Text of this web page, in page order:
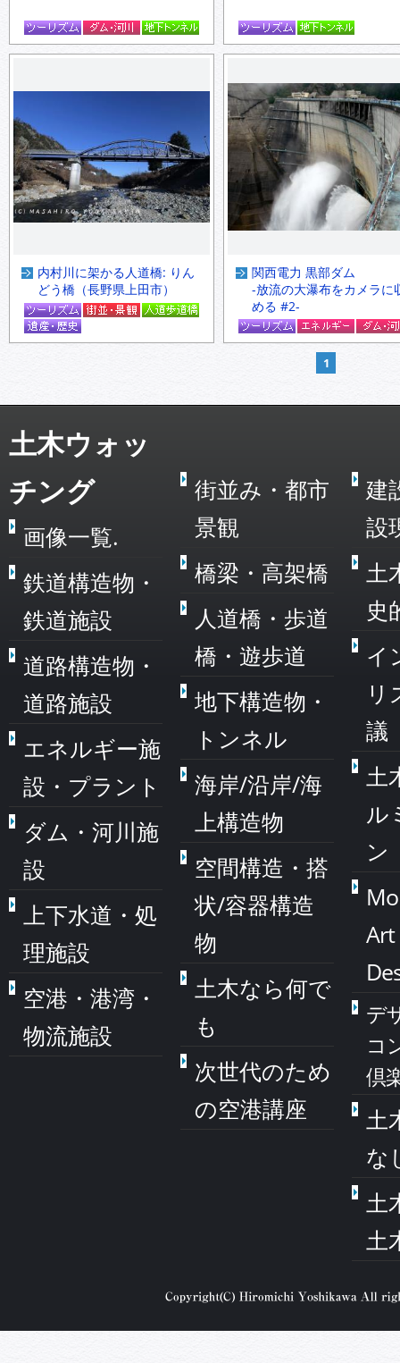
内村川に架かる人道橋: りん
どう橋（長野県上田市）
関西電力 黒部ダム
-放流の大瀑布をカメラに
める #2-
1
土木ウォッ
チング
画像一覧.
鉄道構造物・
鉄道施設
道路構造物・
道路施設
エネルギー施
設・プラント
ダム・河川施
設
上下水道・処
理施設
空港・港湾・
物流施設
街並み・都市
景観
橋梁・高架橋
人道橋・歩道
橋・遊歩道
地下構造物・
トンネル
海岸/沿岸/海
上構造物
空間構造・搭
状/容器構造
物
土木なら何で
も
次世代のため
の空港講座
建
設
土
史
イ
リ
議
土
ル
ン
デ
コ
倶
土
な
土
土